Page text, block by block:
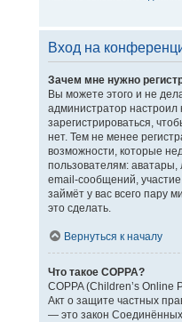
Вход на
Зачем мне нужно
Вы можете этого и не
администратор
зарегистрироваться,
нет. Тем не менее
возможности, которые
пользователям:
email-сообщений, участие
займёт у вас всего пару
это сделать.
Вернуться к началу
Что такое COPPA?
COPPA (Children’s Online
Акт о защите частных
— это закон